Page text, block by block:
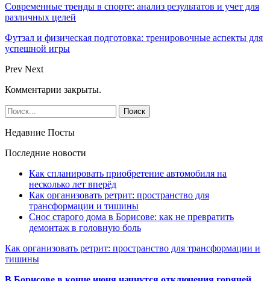
Современные тренды в спорте: анализ результатов и учет для
различных целей
Футзал и физическая подготовка: тренировочные аспекты для
успешной игры
Prev Next
Комментарии закрыты.
Недавние Посты
Последние новости
Как спланировать приобретение автомобиля на
несколько лет вперёд
Как организовать ретрит: пространство для
трансформации и тишины
Снос старого дома в Борисове: как не превратить
демонтаж в головную боль
Как организовать ретрит: пространство для трансформации и
тишины